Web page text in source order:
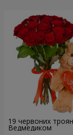
19 червоних
Ведмедиком